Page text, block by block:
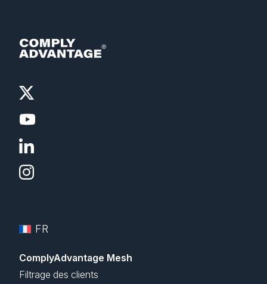
FR
ComplyAdvantage Mesh
Filtrage des clients